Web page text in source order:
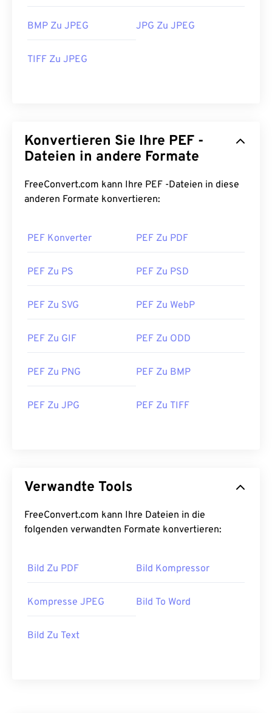
BMP Zu JPEG JPG Zu JPEG
TIFF Zu JPEG
Konvertieren Sie Ihre PEF -
Dateien in andere Formate
FreeConvert.com kann Ihre PEF -Dateien in diese
anderen Formate konvertieren:
PEF Konverter PEF Zu PDF
PEF Zu PS PEF Zu PSD
PEF Zu SVG PEF Zu WebP
PEF Zu GIF PEF Zu ODD
PEF Zu PNG PEF Zu BMP
PEF Zu JPG PEF Zu TIFF
Verwandte Tools
FreeConvert.com kann Ihre Dateien in die
folgenden verwandten Formate konvertieren:
Bild Zu PDF Bild Kompressor
Kompresse JPEG Bild To Word
Bild Zu Text